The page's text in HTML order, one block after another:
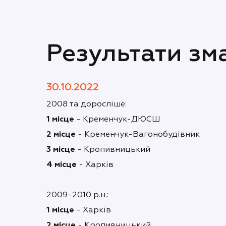
Результати
30.10.2022
2008 та доросліше:
1 місце - Кременчук-ДЮСШ
2 місце - Кременчук-Вагонобудівник
3 місце - Кропивницький
4 місце - Харків
2009-2010 р.н.:
1 місце - Харків